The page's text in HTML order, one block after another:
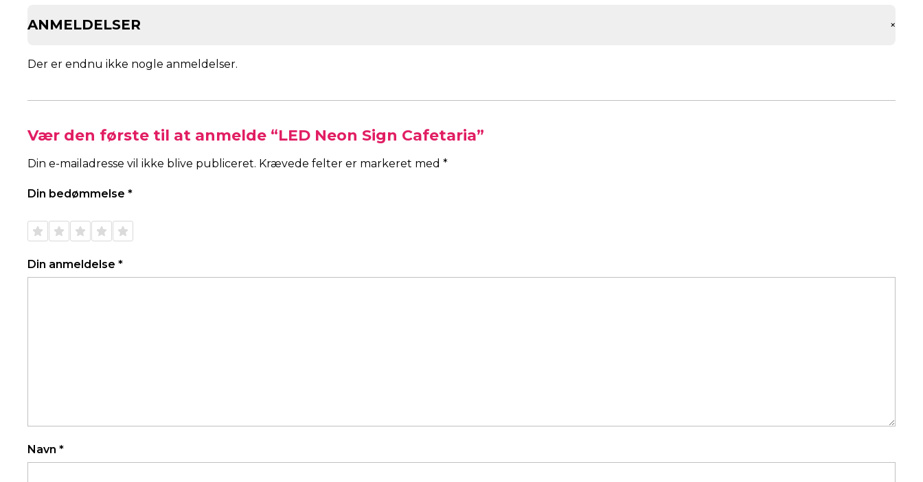
ANMELDELSER +
Der er endnu ikke nogle anmeldelser.
Vær den første til at anmelde “LED Neon Sign Cafetaria”
Din e-mailadresse vil ikke blive publiceret. Krævede felter er markeret med *
Din bedømmelse *
5
5
5
5
5
Din anmeldelse *
Navn *